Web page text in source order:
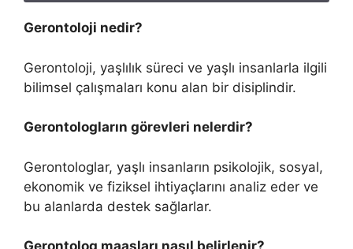
Gerontoloji nedir?
Gerontoloji, yaşlılık süreci ve yaşlı insanlarla ilgili
bilimsel çalışmaları konu alan bir disiplindir.
Gerontologların görevleri nelerdir?
Gerontologlar, yaşlı insanların psikolojik, sosyal,
ekonomik ve fiziksel ihtiyaçlarını analiz eder ve
bu alanlarda destek sağlarlar.